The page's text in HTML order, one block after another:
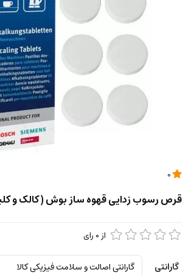
قرص رسوب زدایی قهوه ساز بوش ( کالک و
از 0 رای
گارانتی